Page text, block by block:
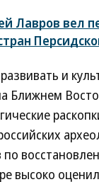
Лавров вел
и
Ближнем
по
высоко